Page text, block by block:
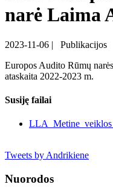
narė Laima
2023-11-06 |
Publikacijos
Europos Audito Rūmų
ataskaita 2022-2023 m.
Susiję failai
Tweets by Andrikiene
Nuorodos